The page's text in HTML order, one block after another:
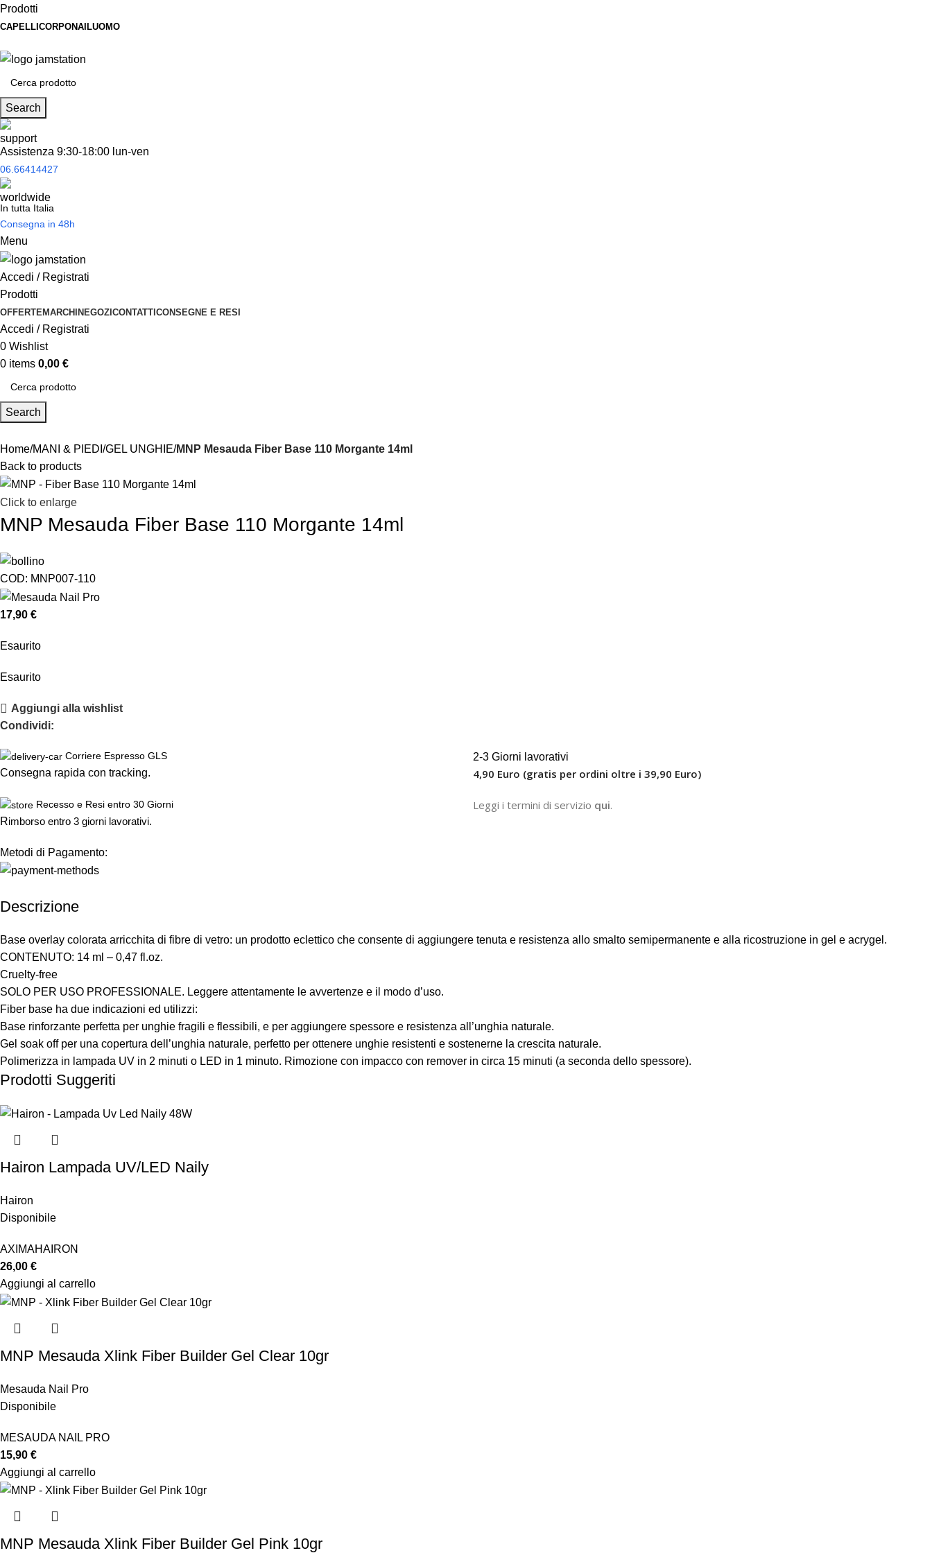
Prodotti
CAPELLI CORPONAILUOMO
Search
Assistenza 9:30-18:00 lun-ven
06.66414427
In tutta Italia
Consegna in 48h
Menu
Accedi / Registrati
Prodotti
OFFERTEMARCHINEGOZICONTATTICONSEGNE E RESI
Accedi / Registrati
0 Wishlist
0 items 0,00 €
Search
Home MANI & PIEDI GEL UNGHIE MNP Mesauda Fiber Base 110 Morgante 14ml
Back to products
Click to enlarge
MNP Mesauda Fiber Base 110 Morgante 14ml
COD: MNP007-110
17,90 €
Esaurito
Esaurito
Aggiungi alla wishlist
Condividi:
Corriere Espresso GLS
Consegna rapida con tracking.
2-3 Giorni lavorativi
4,90 Euro (gratis per ordini oltre i 39,90 Euro)
Recesso e Resi entro 30 Giorni
Rimborso entro 3 giorni lavorativi.
Leggi i termini di servizio qui.
Metodi di Pagamento:
Descrizione
Base overlay colorata arricchita di fibre di vetro: un prodotto eclettico che consente di aggiungere tenuta e resistenza allo smalto semipermanente e alla ricostruzione in gel e acrygel.
CONTENUTO: 14 ml – 0,47 fl.oz.
Cruelty-free
SOLO PER USO PROFESSIONALE. Leggere attentamente le avvertenze e il modo d’uso.
Fiber base ha due indicazioni ed utilizzi:
Base rinforzante perfetta per unghie fragili e flessibili, e per aggiungere spessore e resistenza all’unghia naturale.
Gel soak off per una copertura dell’unghia naturale, perfetto per ottenere unghie resistenti e sostenerne la crescita naturale.
Polimerizza in lampada UV in 2 minuti o LED in 1 minuto. Rimozione con impacco con remover in circa 15 minuti (a seconda dello spessore).
Prodotti Suggeriti
Hairon Lampada UV/LED Naily
Hairon
Disponibile
AXIMAHAIRON
26,00 €
Aggiungi al carrello
MNP Mesauda Xlink Fiber Builder Gel Clear 10gr
Mesauda Nail Pro
Disponibile
MESAUDA NAIL PRO
15,90 €
Aggiungi al carrello
MNP Mesauda Xlink Fiber Builder Gel Pink 10gr